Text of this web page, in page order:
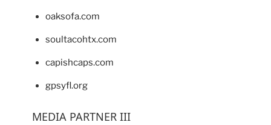
oaksofa.com
soultacohtx.com
capishcaps.com
gpsyfl.org
MEDIA PARTNER III